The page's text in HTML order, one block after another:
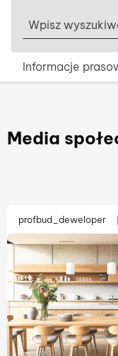
Wpisz
Informacje
Media
profbud_deweloper